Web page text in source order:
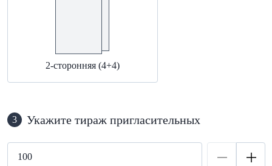
2-сторонняя (4+4)
3 Укажите тираж пригласительных